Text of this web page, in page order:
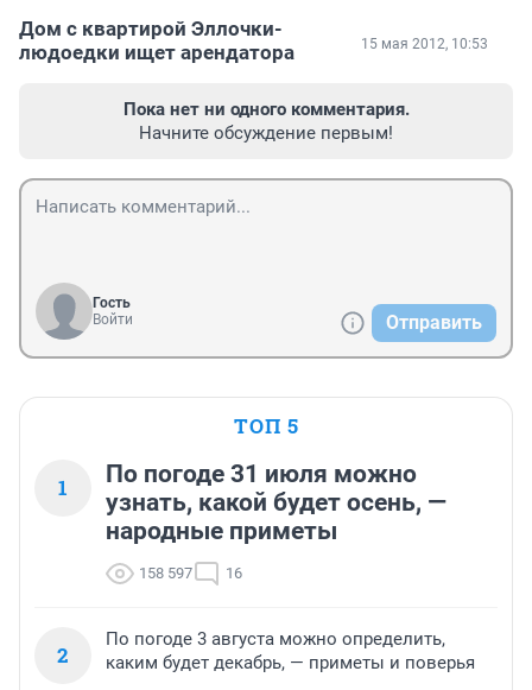
Дом с квартирой Эллочки-
людоедки ищет арендатора
15 мая 2012, 10:53
Пока нет ни одного комментария.
Начните обсуждение первым!
Гость
Войти
Отправить
ТОП 5
1
По погоде 31 июля можно
узнать, какой будет осень, —
народные приметы
158 597 16
2
По погоде 3 августа можно определить,
каким будет декабрь, — приметы и поверья